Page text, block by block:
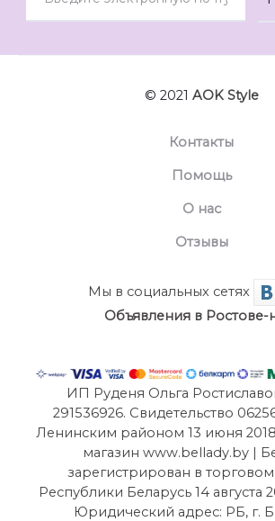
© 2021 AOK Style
Контакты
Помощь
О нас
Отзывы
Мы в социальных сетях
Объявления в Ростове-
ИП Руденя Ольга
291536926. Свидетельство
Ленинским районом 13 июня
магазин www.bellady.by |
зарегистрирован в
Республики Беларусь 14 августа
Юридический адрес: РБ, г.